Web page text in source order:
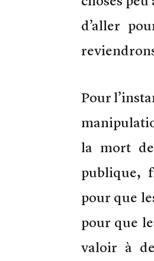
d’aller
Pour
la mort
publique,
pour que
pour que
valoir à